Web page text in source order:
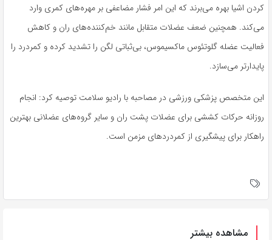
کردن اشیا بهره می‌برند که این امر فشار مضاعفی بر مهره‌های کمری وارد
می‌کند. همچنین ضعف عضلات متقابل مانند خم‌کننده‌های ران و کاهش
فعالیت عضله گلوتئوس ماکسیموس، بی‌ثباتی لگن را تشدید کرده و کمردرد را
پایدارتر می‌سازد.
این متخصص پزشکی ورزشی در مصاحبه با رادیو سلامت توصیه کرد: انجام
روزانه حرکات کششی برای عضلات پشت ران و سایر گروه‌های عضلانی بهترین
راهکار برای پیشگیری از کمردردهای مزمن است.
مشاهده بیشتر